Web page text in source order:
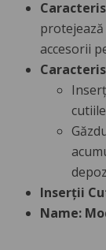
accesorii
Inserții
Name: